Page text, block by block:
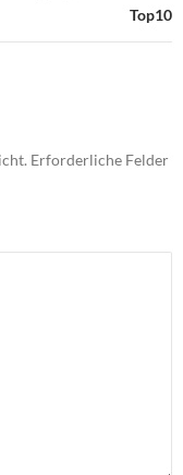
Top10
Erforderliche Felder